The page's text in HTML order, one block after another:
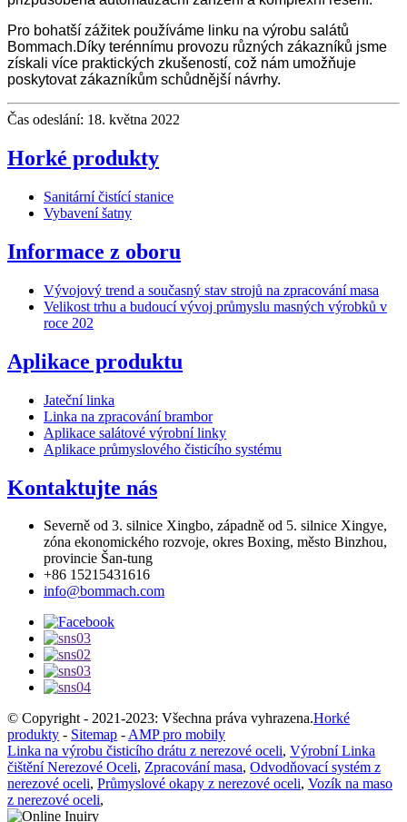
Pro bohatší zážitek používáme linku na výrobu salátů
Bommach.Díky terénnímu provozu různých zákazníků jsme
získali více praktických zkušeností, což nám umožňuje
poskytovat zákazníkům schůdnější návrhy.
Čas odeslání: 18. května 2022
Horké produkty
Sanitární čistící stanice
Vybavení šatny
Informace z oboru
Vývojový trend a současný stav strojů na zpracování masa
Velikost trhu a budoucí vývoj průmyslu masných výrobků v
roce 202
Aplikace produktu
Jateční linka
Linka na zpracování brambor
Aplikace salátové výrobní linky
Aplikace průmyslového čisticího systému
Kontaktujte nás
Severně od 3. silnice Xingbo, západně od 5. silnice Xingye,
zóna ekonomického rozvoje, okres Boxing, město Binzhou,
provincie Šan-tung
+86 15215431616
info@bommach.com
© Copyright - 2021-2023: Všechna práva vyhrazena.Horké
produkty - Sitemap -AMP pro mobily
Linka na výrobu čisticího drátu z nerezové oceli, Výrobní Linka
čištění Nerezové Oceli, Zpracování masa, Odvodňovací systém z
nerezové oceli, Průmyslové okapy z nerezové oceli, Vozík na maso
z nerezové oceli,